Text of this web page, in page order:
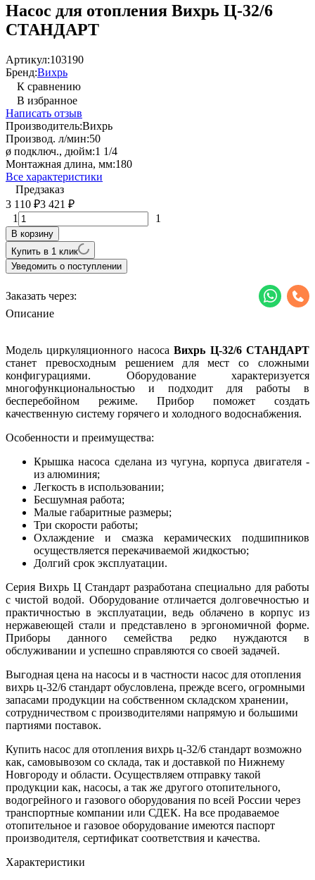
Насос для отопления Вихрь Ц-32/6
СТАНДАРТ
Артикул:103190
Бренд:Вихрь
К сравнению
В избранное
Написать отзыв
Производитель:Вихрь
Производ. л/мин:50
ø подключ., дюйм:1 1/4
Монтажная длина, мм:180
Все характеристики
Предзаказ
3 110 ₽3 421 ₽
1 1
В корзину
Купить в 1 клик
Уведомить о поступлении
Заказать через:
Описание
Модель циркуляционного насосаВихрь Ц-32/6 СТАНДАРТ
станет превосходным решением для мест со сложными
конфигурациями. Оборудование характеризуется
многофункциональностью и подходит для работы в
бесперебойном режиме. Прибор поможет создать
качественную систему горячего и холодного водоснабжения.
Особенности и преимущества:
Крышка насоса сделана из чугуна, корпуса двигателя -
из алюминия;
Легкость в использовании;
Бесшумная работа;
Малые габаритные размеры;
Три скорости работы;
Охлаждение и смазка керамических подшипников
осуществляется перекачиваемой жидкостью;
Долгий срок эксплуатации.
Серия Вихрь Ц Стандарт разработана специально для работы
с чистой водой. Оборудование отличается долговечностью и
практичностью в эксплуатации, ведь облачено в корпус из
нержавеющей стали и представлено в эргономичной форме.
Приборы данного семейства редко нуждаются в
обслуживании и успешно справляются со своей задачей.
Выгодная цена на насосы и в частности насос для отопления
вихрь ц-32/6 стандарт обусловлена, прежде всего, огромными
запасами продукции на собственном складском хранении,
сотрудничеством с производителями напрямую и большими
партиями поставок.
Купить насос для отопления вихрь ц-32/6 стандарт возможно
как, самовывозом со склада, так и доставкой по Нижнему
Новгороду и области. Осуществляем отправку такой
продукции как, насосы, а так же другого отопительного,
водогрейного и газового оборудования по всей России через
транспортные компании или СДЕК. На все продаваемое
отопительное и газовое оборудование имеются паспорт
производителя, сертификат соответствия и качества.
Характеристики